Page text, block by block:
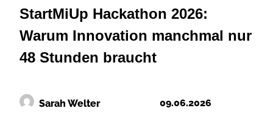
StartMiUp Hackathon 2026:
Warum Innovation manchmal nur
48 Stunden braucht
Sarah Welter 09.06.2026